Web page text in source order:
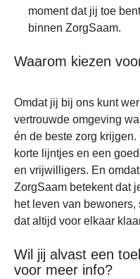
moment dat jij toe
binnen ZorgSaam.
Waarom kiezen
Omdat jij bij ons kunt
vertrouwde omgeving
én de beste zorg
korte lijntjes en een
en vrijwilligers. En
ZorgSaam betekent dat
het leven van
dat altijd voor elkaar
Wil jij alvast een
voor meer info?